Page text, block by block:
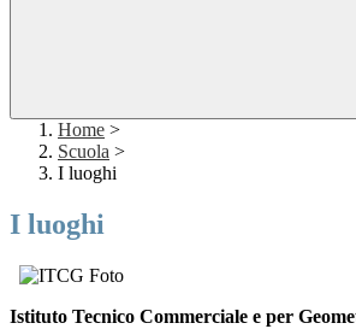
Home >
Scuola >
I luoghi
I luoghi
Istituto Tecnico Commerciale e per